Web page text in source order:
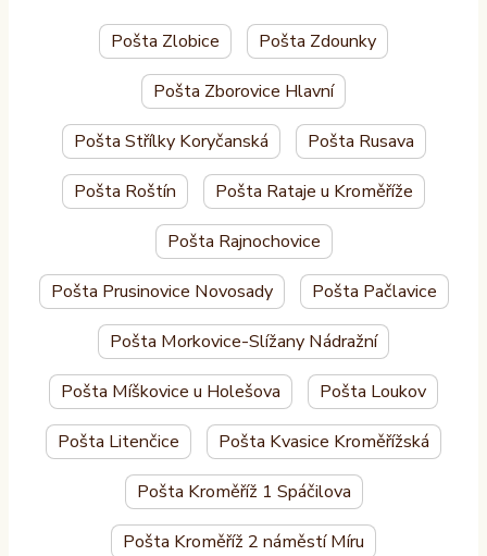
Pošta Zlobice Pošta Zdounky
Pošta Zborovice Hlavní
Pošta Střílky Koryčanská Pošta Rusava
Pošta Roštín Pošta Rataje u Kroměříže
Pošta Rajnochovice
Pošta Prusinovice Novosady Pošta Pačlavice
Pošta Morkovice-Slížany Nádražní
Pošta Míškovice u Holešova Pošta Loukov
Pošta Litenčice Pošta Kvasice Kroměřížská
Pošta Kroměříž 1 Spáčilova
Pošta Kroměříž 2 náměstí Míru